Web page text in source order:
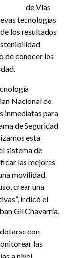
de Vías
tecnologías
los resultados
de conocer los
Nacional de
inmediatas para
de Seguridad
esta
sistema de
las mejores
movilidad
crear una
indicó el
Gil Chavarría.
con
las
a nivel